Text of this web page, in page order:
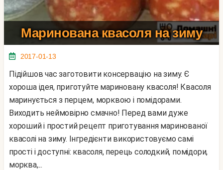
Маринована квасоля на зиму
2017-01-13
Підійшов час заготовити консервацію на зиму. Є
хороша ідея, приготуйте мариновану квасоля! Квасоля
маринується з перцем, морквою і помідорами.
Виходить неймовірно смачно! Перед вами дуже
хороший і простий рецепт приготування маринованої
квасолі на зиму. Інгредієнти використовуємо самі
прості і доступні: квасоля, перець солодкий, помідори,
морква,...